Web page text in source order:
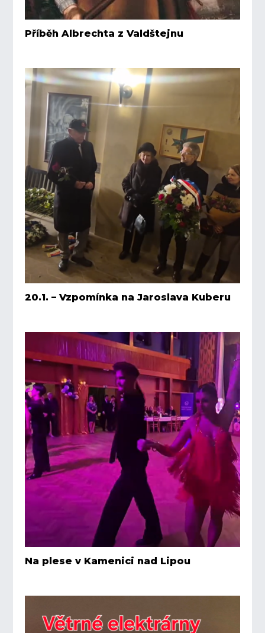
Příběh Albrechta z Valdštejnu
20.1. – Vzpomínka na Jaroslava Kuberu
Na plese v Kamenici nad Lipou